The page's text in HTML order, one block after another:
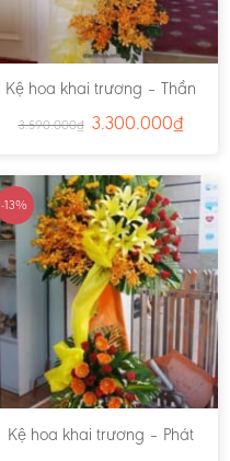
Kệ hoa khai trương – Thần
3.590.000₫ 3.300.000₫
-13%
Kệ hoa khai trương – Phát